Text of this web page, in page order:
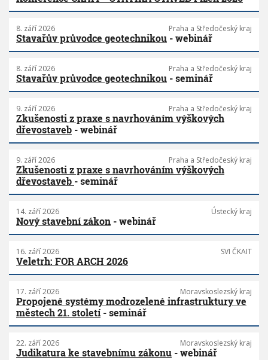
8. září 2026 Praha a Středočeský kraj
Stavařův průvodce geotechnikou - webinář
8. září 2026 Praha a Středočeský kraj
Stavařův průvodce geotechnikou - seminář
9. září 2026 Praha a Středočeský kraj
Zkušenosti z praxe s navrhováním výškových
dřevostaveb - webinář
9. září 2026 Praha a Středočeský kraj
Zkušenosti z praxe s navrhováním výškových
dřevostaveb - seminář
14. září 2026 Ústecký kraj
Nový stavební zákon - webinář
16. září 2026 SVI ČKAIT
Veletrh: FOR ARCH 2026
17. září 2026 Moravskoslezský kraj
Propojené systémy modrozelené infrastruktury ve
městech 21. století- seminář
22. září 2026 Moravskoslezský kraj
Judikatura ke stavebnímu zákonu - webinář